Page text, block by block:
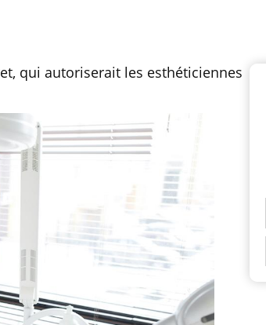
qui autoriserait les esthéticiennes